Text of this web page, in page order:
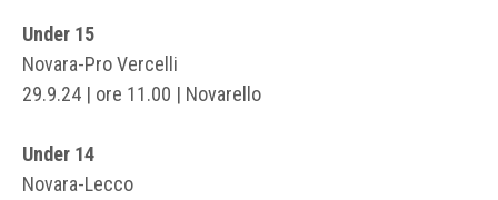
Under 15
Novara-Pro Vercelli
29.9.24 | ore 11.00 | Novarello
Under 14
Novara-Lecco